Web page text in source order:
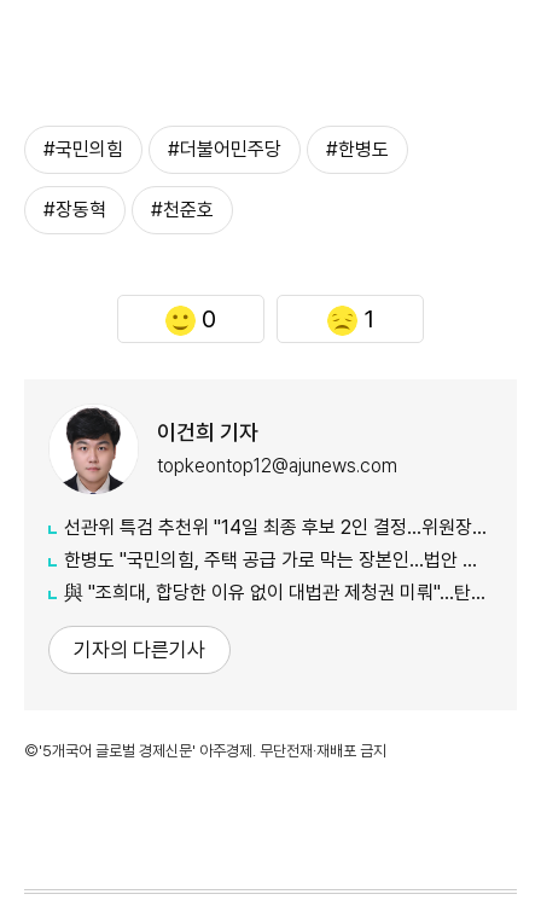
#국민의힘 #더불어민주당 #한병도
#장동혁 #천준호
0 1
이건희 기자
topkeontop12@ajunews.com
선관위 특검 추천위 "14일 최종 후보 2인 결정…위원장에 김용관"
한병도 "국민의힘, 주택 공급 가로 막는 장본인…법안 처리 협조하라"
與 "조희대, 합당한 이유 없이 대법관 제청권 미뤄"…탄핵은 '신중'
기자의 다른기사
©'5개국어 글로벌 경제신문' 아주경제. 무단전재·재배포 금지